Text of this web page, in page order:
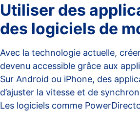
Utiliser des
des logiciels de
Avec la technologie actuelle,
devenu accessible grâce aux
Sur Android ou iPhone, des
d’ajuster la vitesse et de
Les logiciels comme